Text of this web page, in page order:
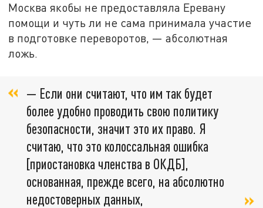
Москва якобы не предоставляла Еревану
помощи и чуть ли не сама принимала участие
в подготовке переворотов, — абсолютная
ложь.
— Если они считают, что им так будет
более удобно проводить свою политику
безопасности, значит это их право. Я
считаю, что это колоссальная ошибка
[приостановка членства в ОКДБ],
основанная, прежде всего, на абсолютно
недостоверных данных,